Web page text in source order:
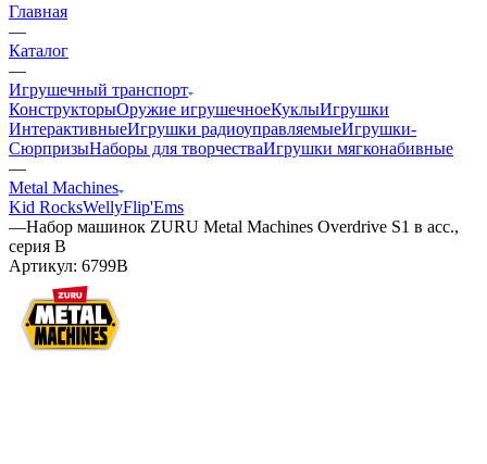
Главная
—
Каталог
—
Игрушечный транспорт
КонструкторыОружие игрушечноеКуклыИгрушки
ИнтерактивныеИгрушки радиоуправляемыеИгрушки-
СюрпризыНаборы для творчестваИгрушки мягконабивные
—
Metal Machines
Kid RocksWellyFlip'Ems
—Набор машинок ZURU Metal Machines Overdrive S1 в асс.,
серия В
Артикул: 6799B